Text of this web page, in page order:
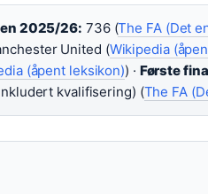
2025/26: 736 (The FA (Det
United (Wikipedia
(åpent leksikon)) · Første
kvalifisering) (The FA